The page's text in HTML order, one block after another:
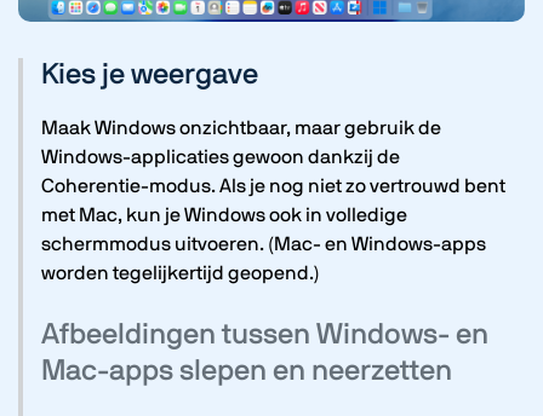
Kies je weergave
Maak Windows onzichtbaar, maar gebruik de
Windows-applicaties gewoon dankzij de
Coherentie-modus. Als je nog niet zo vertrouwd bent
met Mac, kun je Windows ook in volledige
schermmodus uitvoeren. (Mac- en Windows-apps
worden tegelijkertijd geopend.)
Afbeeldingen tussen Windows- en
Mac-apps slepen en neerzetten